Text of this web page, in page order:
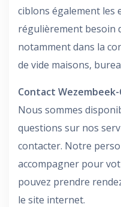
ciblons également les
régulièrement besoin
notamment dans la
de vide maisons,
Contact
Nous sommes
questions sur nos
contacter. Notre
accompagner pour
pouvez prendre
le site internet.